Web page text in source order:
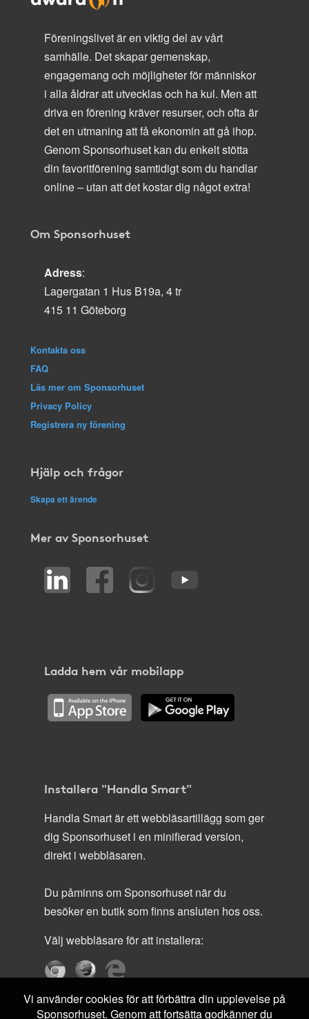
Föreningslivet är en viktig del av vårt
samhälle. Det skapar gemenskap,
engagemang och möjligheter för människor
i alla åldrar att utvecklas och ha kul. Men att
driva en förening kräver resurser, och ofta är
det en utmaning att få ekonomin att gå ihop.
Genom Sponsorhuset kan du enkelt stötta
din favoritförening samtidigt som du handlar
online – utan att det kostar dig något extra!
Om Sponsorhuset
Adress:
Lagergatan 1 Hus B19a, 4 tr
415 11 Göteborg
Kontakta oss
FAQ
Läs mer om Sponsorhuset
Privacy Policy
Registrera ny förening
Hjälp och frågor
Skapa ett ärende
Mer av Sponsorhuset
Ladda hem vår mobilapp
Installera "Handla Smart"
Handla Smart är ett webbläsartillägg som ger
dig Sponsorhuset i en minifierad version,
direkt i webbläsaren.
Du påminns om Sponsorhuset när du
besöker en butik som finns ansluten hos oss.
Välj webbläsare för att installera:
Vi använder cookies för att förbättra din upplevelse på
Sponsorhuset. Genom att fortsätta godkänner du